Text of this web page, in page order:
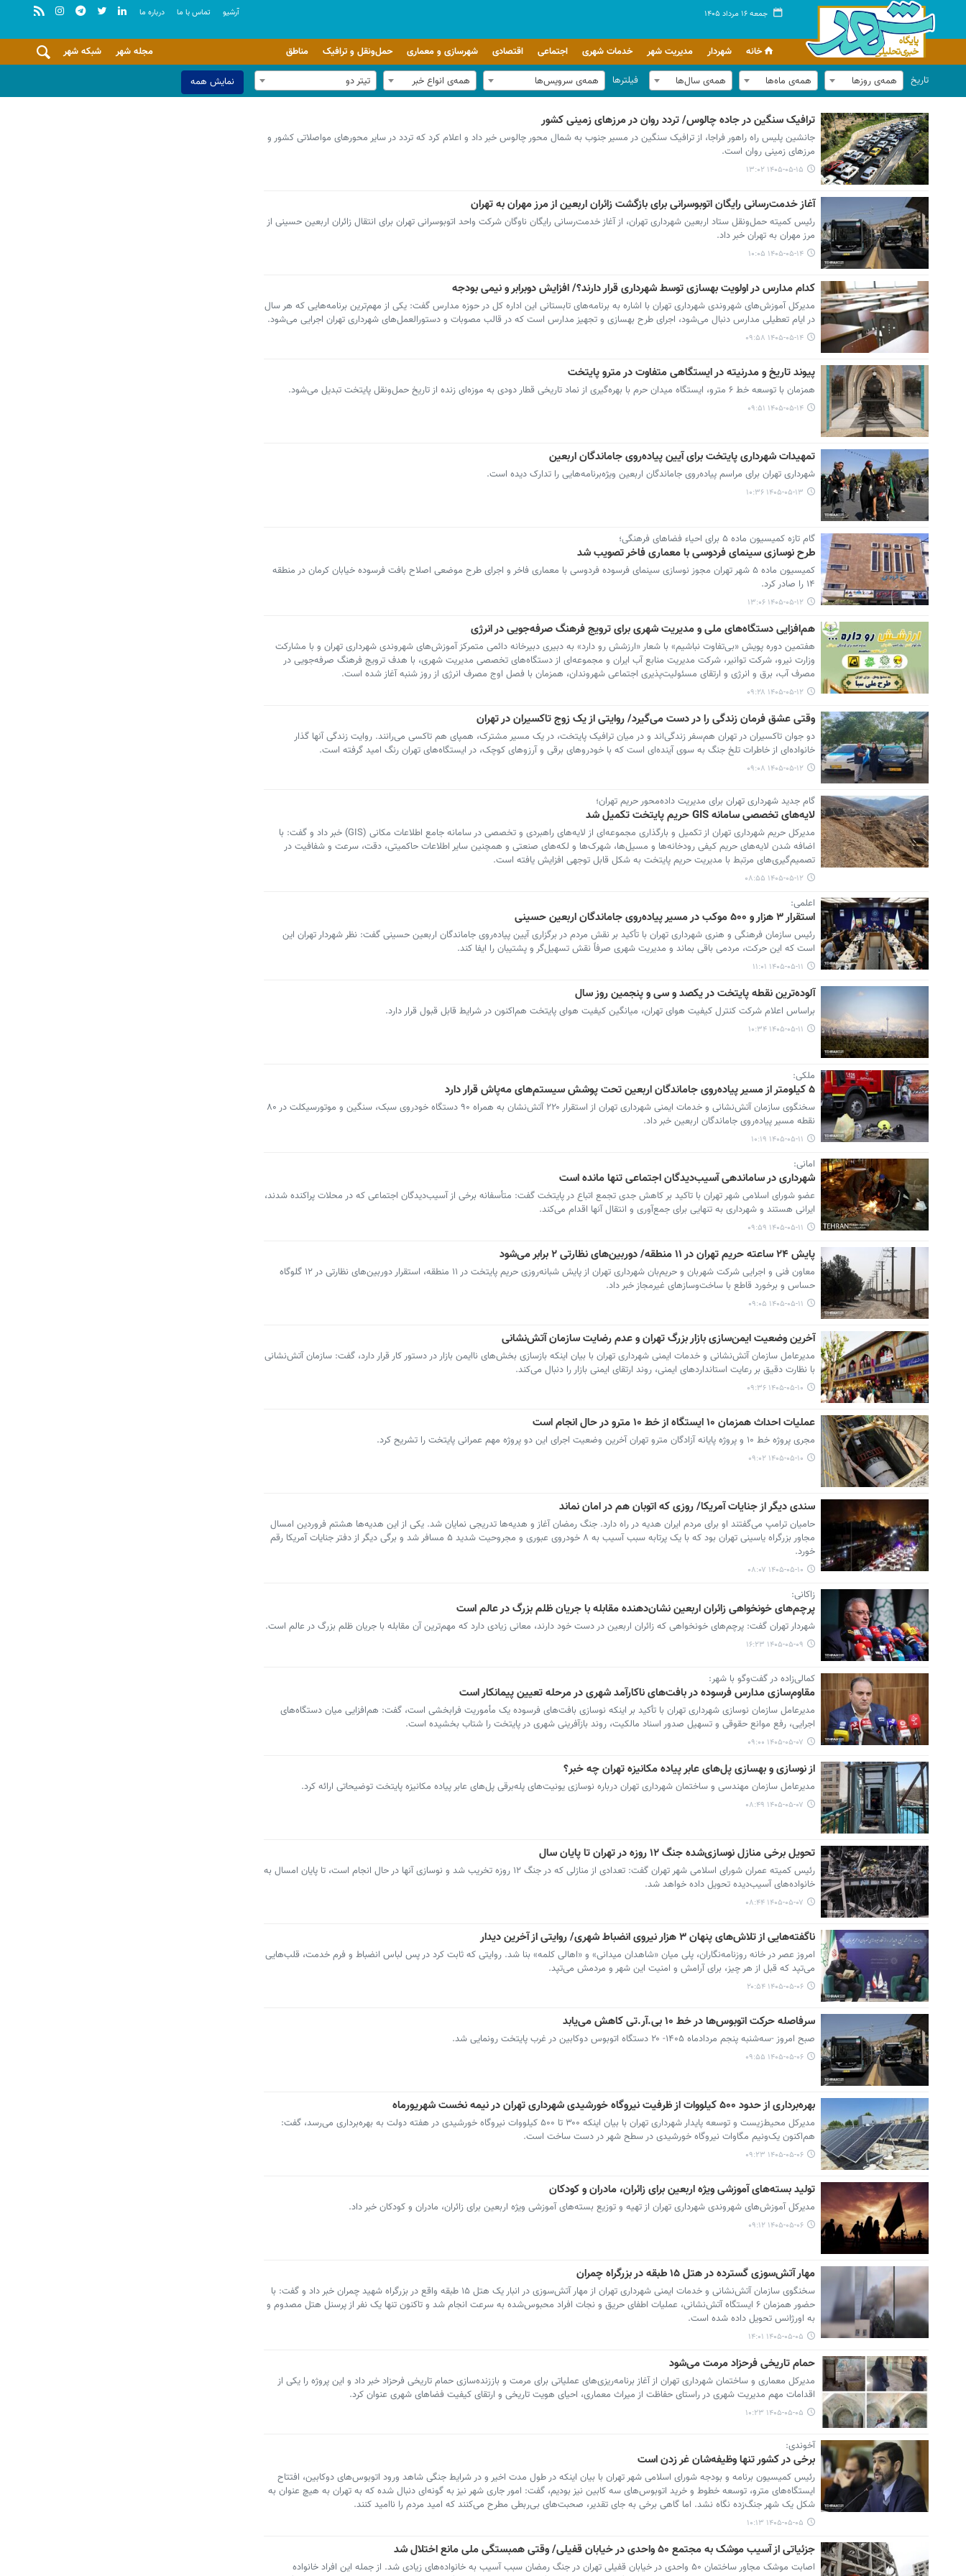
جمعه ۱۶ مرداد ۱۴۰۵ آرشيو تماس با ما درباره ما
خانه شهردار مدیریت شهر خدمات شهری اجتماعی اقتصادی شهرسازی و معماری حمل‌ونقل و ترافیک مناطق شبکه شهر
مجله شهر
تاریخ
همه‌ی روزها همه‌ی ماه‌ها همه‌ی سال‌ها فیلترها همه‌ی سرویس‌ها همه‌ی انواع خبر تیتر دو نمایش همه
ترافیک سنگین در جاده چالوس/ تردد روان در مرزهای زمینی کشور
جانشین پلیس راه راهور فراجا، از ترافیک سنگین در مسیر جنوب به شمال محور چالوس خبر داد و اعلام کرد که تردد در سایر محورهای مواصلاتی کشور و
مرزهای زمینی روان است.
۱۴۰۵-۰۵-۱۵ ۱۳:۰۲
آغاز خدمت‌رسانی رایگان اتوبوسرانی برای بازگشت زائران اربعین از مرز مهران به تهران
رئیس کمیته حمل‌ونقل ستاد اربعین شهرداری تهران، از آغاز خدمت‌رسانی رایگان ناوگان شرکت واحد اتوبوسرانی تهران برای انتقال زائران اربعین حسینی از
مرز مهران به تهران خبر داد.
۱۴۰۵-۰۵-۱۴ ۱۰:۰۵
کدام مدارس در اولویت بهسازی توسط شهرداری قرار دارند؟/ افزایش دوبرابر و نیمی بودجه
مدیرکل آموزش‌های شهروندی شهرداری تهران با اشاره به برنامه‌های تابستانی این اداره کل در حوزه مدارس گفت: یکی از مهم‌ترین برنامه‌هایی که هر سال
در ایام تعطیلی مدارس دنبال می‌شود، اجرای طرح بهسازی و تجهیز مدارس است که در قالب مصوبات و دستورالعمل‌های شهرداری تهران اجرایی می‌شود.
۱۴۰۵-۰۵-۱۴ ۰۹:۵۸
پیوند تاریخ و مدرنیته در ایستگاهی متفاوت در مترو پایتخت
همزمان با توسعه خط ۶ مترو، ایستگاه میدان حرم با بهره‌گیری از نماد تاریخی قطار دودی به موزه‌ای زنده از تاریخ حمل‌ونقل پایتخت تبدیل می‌شود.
۱۴۰۵-۰۵-۱۴ ۰۹:۵۱
تمهیدات شهرداری پایتخت برای آیین پیاده‌روی جاماندگان اربعین
شهرداری تهران برای مراسم پیاده‌روی جاماندگان اربعین ویژه‌برنامه‌هایی را تدارک دیده است.
۱۴۰۵-۰۵-۱۳ ۱۰:۳۶
گام تازه کمیسیون ماده ۵ برای احیاء فضاهای فرهنگی؛
طرح نوسازی سینمای فردوسی با معماری فاخر تصویب شد
کمیسیون ماده ۵ شهر تهران مجوز نوسازی سینمای فرسوده فردوسی با معماری فاخر و اجرای طرح موضعی اصلاح بافت فرسوده خیابان کرمان در منطقه
۱۴ را صادر کرد.
۱۴۰۵-۰۵-۱۲ ۱۳:۰۶
هم‌افزایی دستگاه‌های ملی و مدیریت شهری برای ترویج فرهنگ صرفه‌جویی در انرژی
هفتمین دوره پویش «بی‌تفاوت نباشیم» با شعار «ارزشش رو دارد» به دبیری دبیرخانه دائمی متمرکز آموزش‌های شهروندی شهرداری تهران و با مشارکت
وزارت نیرو، شرکت توانیر، شرکت مدیریت منابع آب ایران و مجموعه‌ای از دستگاه‌های تخصصی مدیریت شهری، با هدف ترویج فرهنگ صرفه‌جویی در
مصرف آب، برق و انرژی و ارتقای مسئولیت‌پذیری اجتماعی شهروندان، همزمان با فصل اوج مصرف انرژی از روز شنبه آغاز شده است.
۱۴۰۵-۰۵-۱۲ ۰۹:۲۸
وقتی عشق فرمان زندگی را در دست می‌گیرد/ روایتی از یک زوج تاکسیران در تهران
دو جوان تاکسیران در تهران هم‌سفر زندگی‌اند و در میان ترافیک پایتخت، در یک مسیر مشترک، همپای هم تاکسی می‌رانند. روایت زندگی آنها گذار
خانواده‌ای از خاطرات تلخ جنگ به سوی آینده‌ای است که با خودروهای برقی و آرزوهای کوچک، در ایستگاه‌های تهران رنگ امید گرفته است.
۱۴۰۵-۰۵-۱۲ ۰۹:۰۸
گام جدید شهرداری تهران برای مدیریت داده‌محور حریم تهران؛
لایه‌های تخصصی سامانه GIS حریم پایتخت تکمیل شد
مدیرکل حریم شهرداری تهران از تکمیل و بارگذاری مجموعه‌ای از لایه‌های راهبردی و تخصصی در سامانه جامع اطلاعات مکانی (GIS) خبر داد و گفت: با
اضافه شدن لایه‌های حریم کیفی رودخانه‌ها و مسیل‌ها، شهرک‌ها و لکه‌های صنعتی و همچنین سایر اطلاعات حاکمیتی، دقت، سرعت و شفافیت در
تصمیم‌گیری‌های مرتبط با مدیریت حریم پایتخت به شکل قابل توجهی افزایش یافته است.
۱۴۰۵-۰۵-۱۲ ۰۸:۵۵
اعلمی:
استقرار ۳ هزار و ۵۰۰ موکب در مسیر پیاده‌روی جاماندگان اربعین حسینی
رئیس سازمان فرهنگی و هنری شهرداری تهران با تأکید بر نقش مردم در برگزاری آیین پیاده‌روی جاماندگان اربعین حسینی گفت: نظر شهردار تهران این
است که این حرکت، مردمی باقی بماند و مدیریت شهری صرفاً نقش تسهیل‌گر و پشتیبان را ایفا کند.
۱۴۰۵-۰۵-۱۱ ۱۱:۰۱
آلوده‌ترین نقطه پایتخت در یکصد و سی‌ و پنجمین روز سال
براساس اعلام شرکت کنترل کیفیت هوای تهران، میانگین کیفیت هوای پایتخت هم‌اکنون‌ در شرایط قابل قبول قرار دارد.
۱۴۰۵-۰۵-۱۱ ۱۰:۳۴
ملکی:
۵ کیلومتر از مسیر پیاده‌روی جاماندگان اربعین تحت پوشش سیستم‌های مه‌پاش قرار دارد
سخنگوی سازمان آتش‌نشانی و خدمات ایمنی شهرداری تهران از استقرار ۲۲۰ آتش‌نشان به همراه ۹۰ دستگاه خودروی سبک، سنگین و موتورسیکلت در ۸۰
نقطه مسیر پیاده‌روی جاماندگان اربعین خبر داد.
۱۴۰۵-۰۵-۱۱ ۱۰:۱۹
امانی:
شهرداری در ساماندهی آسیب‌دیدگان اجتماعی تنها مانده است
عضو شورای اسلامی شهر تهران با تاکید بر کاهش جدی تجمع اتباع در پایتخت گفت: متأسفانه برخی از آسیب‌دیدگان اجتماعی که در محلات پراکنده شدند،
ایرانی هستند و شهرداری به تنهایی برای جمع‌آوری و انتقال آنها اقدام می‌کند.
۱۴۰۵-۰۵-۱۱ ۰۹:۵۹
پایش ۲۴ ساعته حریم تهران در ۱۱ منطقه/ دوربین‌های نظارتی ۲ برابر می‌شود
معاون فنی و اجرایی شرکت شهربان و حریم‌بان شهرداری تهران از پایش شبانه‌روزی حریم پایتخت در ۱۱ منطقه، استقرار دوربین‌های نظارتی در ۱۲ گلوگاه
حساس و برخورد قاطع با ساخت‌وسازهای غیرمجاز خبر داد.
۱۴۰۵-۰۵-۱۱ ۰۹:۰۵
آخرین وضعیت ایمن‌سازی بازار بزرگ تهران و عدم رضایت سازمان آتش‌نشانی
مدیرعامل سازمان آتش‌نشانی و خدمات ایمنی شهرداری تهران با بیان اینکه بازسازی بخش‌های ناایمن بازار در دستور کار قرار دارد، گفت: سازمان آتش‌نشانی
با نظارت دقیق بر رعایت استانداردهای ایمنی، روند ارتقای ایمنی بازار را دنبال می‌کند.
۱۴۰۵-۰۵-۱۰ ۰۹:۳۶
عملیات احداث همزمان ۱۰ ایستگاه از خط ۱۰ مترو در حال انجام است
مجری پروژه خط ۱۰ و پروژه پایانه آزادگان مترو تهران آخرین وضعیت اجرای این دو پروژه مهم عمرانی پایتخت را تشریح کرد.
۱۴۰۵-۰۵-۱۰ ۰۹:۰۲
سندی دیگر از جنایات آمریکا/ روزی که اتوبان هم در امان نماند
حامیان ترامپ می‌گفتند او برای مردم ایران هدیه در راه دارد. جنگ رمضان آغاز و هدیه‌ها تدریجی نمایان شد. یکی از این هدیه‌ها هشتم فروردین امسال
مجاور بزرگراه یاسینی تهران بود که با یک پرتابه سبب آسیب به ۸ خودروی عبوری و مجروحیت شدید ۵ مسافر شد و برگی دیگر از دفتر جنایات آمریکا رقم
خورد.
۱۴۰۵-۰۵-۱۰ ۰۸:۰۷
زاکانی:
پرچم‌های خونخواهی زائران اربعین نشان‌دهنده مقابله با جریان ظلم بزرگ در عالم است
شهردار تهران گفت: پرچم‌های خونخواهی که زائران اربعین در دست خود دارند، معانی زیادی دارد که مهم‌ترین آن مقابله با جریان ظلم بزرگ در عالم است.
۱۴۰۵-۰۵-۰۹ ۱۶:۲۳
کمالی‌زاده در گفت‌وگو با شهر:
مقاوم‌سازی مدارس فرسوده در بافت‌های ناکارآمد شهری در مرحله تعیین پیمانکار است
مدیرعامل سازمان نوسازی شهرداری تهران با تأکید بر اینکه نوسازی بافت‌های فرسوده یک مأموریت فرابخشی است، گفت: هم‌افزایی میان دستگاه‌های
اجرایی، رفع موانع حقوقی و تسهیل صدور اسناد مالکیت، روند بازآفرینی شهری در پایتخت را شتاب بخشیده است.
۱۴۰۵-۰۵-۰۷ ۰۹:۰۰
از نوسازی و بهسازی پل‌های عابر پیاده مکانیزه تهران چه خبر؟
مدیرعامل سازمان مهندسی و ساختمان شهرداری تهران درباره نوسازی یونیت‌های پله‌برقی پل‌های عابر پیاده مکانیزه پایتخت توضیحاتی ارائه کرد.
۱۴۰۵-۰۵-۰۷ ۰۸:۴۹
تحویل برخی منازل نوسازی‌شده جنگ ۱۲ روزه در تهران تا پایان سال
رئیس کمیته عمران شورای اسلامی شهر تهران گفت: تعدادی از منازلی که در جنگ ۱۲ روزه تخریب شد و نوسازی آنها در حال انجام است، تا پایان امسال به
خانواده‌های آسیب‌دیده تحویل داده خواهد شد.
۱۴۰۵-۰۵-۰۷ ۰۸:۴۴
ناگفته‌هایی از تلاش‌های پنهان ۳ هزار نیروی انضباط شهری/ روایتی از آخرین دیدار
امروز عصر در خانه روزنامه‌نگاران، پلی میان «شاهدان میدانی» و «اهالی کلمه» بنا شد. روایتی که ثابت کرد در پس لباس انضباط و فرم خدمت، قلب‌هایی
می‌تپد که قبل از هر چیز، برای آرامش و امنیت این شهر و مردمش می‌تپد.
۱۴۰۵-۰۵-۰۶ ۲۰:۵۴
سرفاصله حرکت اتوبوس‌ها در خط ۱۰ بی‌.آر.تی کاهش می‌یابد
صبح امروز -سه‌شنبه پنجم مردادماه ۱۴۰۵- ۲۰ دستگاه اتوبوس دوکابین در غرب پایتخت رونمایی شد.
۱۴۰۵-۰۵-۰۶ ۰۹:۵۵
بهره‌برداری از حدود ۵۰۰ کیلووات از ظرفیت نیروگاه خورشیدی شهرداری تهران در نیمه نخست شهریورماه
مدیرکل محیط‌زیست و توسعه پایدار شهرداری تهران با بیان اینکه ۳۰۰ تا ۵۰۰ کیلووات نیروگاه خورشیدی در هفته دولت به بهره‌برداری می‌رسد، گفت:
هم‌اکنون یک‌ونیم مگاوات نیروگاه خورشیدی در سطح شهر در دست ساخت است.
۱۴۰۵-۰۵-۰۶ ۰۹:۲۳
تولید بسته‌های آموزشی ویژه اربعین برای زائران، مادران و کودکان
مدیرکل آموزش‌های شهروندی شهرداری تهران از تهیه و توزیع بسته‌های آموزشی ویژه اربعین برای زائران، مادران و کودکان خبر داد.
۱۴۰۵-۰۵-۰۶ ۰۹:۱۲
مهار آتش‌سوزی گسترده در هتل ۱۵ طبقه در بزرگراه چمران
سخنگوی سازمان آتش‌نشانی و خدمات ایمنی شهرداری تهران از مهار آتش‌سوزی در انبار یک هتل ۱۵ طبقه واقع در بزرگراه شهید چمران خبر داد و گفت: با
حضور همزمان ۶ ایستگاه آتش‌نشانی، عملیات اطفای حریق و نجات افراد محبوس‌شده به سرعت انجام شد و تاکنون تنها یک نفر از پرسنل هتل مصدوم و
به اورژانس تحویل داده شده است.
۱۴۰۵-۰۵-۰۵ ۱۴:۰۱
حمام تاریخی فرحزاد مرمت می‌شود
مدیرکل معماری و ساختمان شهرداری تهران از آغاز برنامه‌ریزی‌های عملیاتی برای مرمت و باززنده‌سازی حمام تاریخی فرحزاد خبر داد و این پروژه را یکی از
اقدامات مهم مدیریت شهری در راستای حفاظت از میراث معماری، احیای هویت تاریخی و ارتقای کیفیت فضاهای شهری عنوان کرد.
۱۴۰۵-۰۵-۰۵ ۱۰:۲۳
آخوندی:
برخی در کشور تنها وظیفه‌شان غر زدن است
رئیس کمیسیون برنامه و بودجه شورای اسلامی شهر تهران با بیان اینکه در طول مدت اخیر و در شرایط جنگی شاهد ورود اتوبوس‌های دوکابین، افتتاح
ایستگاه‌های مترو، توسعه خطوط و خرید اتوبوس‌های سه کابین نیز بودیم، گفت: امور جاری شهر نیز به گونه‌ای دنبال شده که به تهران به هیچ عنوان به
شکل یک شهر جنگ‌زده نگاه نشد. اما گاهی برخی به جای تقدیر، صحبت‌های بی‌ربطی مطرح می‌کنند که امید مردم را ناامید کنند.
۱۴۰۵-۰۵-۰۵ ۱۰:۱۳
جزئیاتی از آسیب موشک به مجتمع ۵۰ واحدی در خیابان قفیلی/ وقتی همبستگی ملی مانع اختلال شد
اصابت موشک مجاور ساختمان ۵۰ واحدی در خیابان قفیلی تهران در جنگ رمضان سبب آسیب به خانواده‌های زیادی شد. از جمله این افراد خانواده